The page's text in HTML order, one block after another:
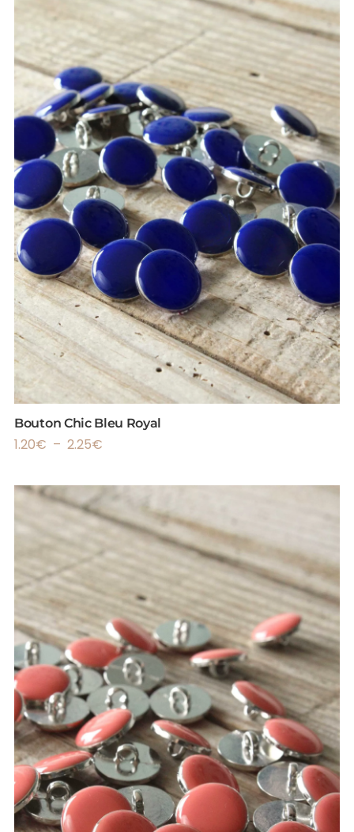
Bouton Chic Bleu Royal
1.20€ – 2.25€